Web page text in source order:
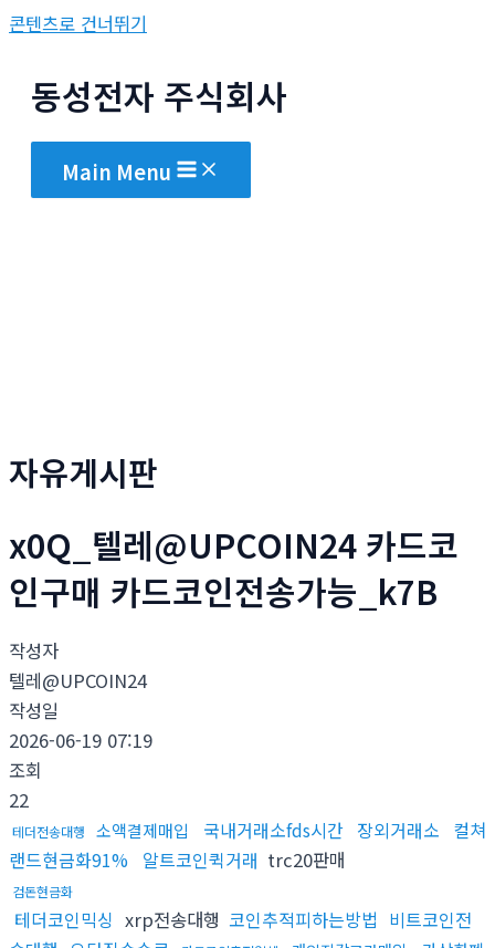
콘텐츠로 건너뛰기
동성전자 주식회사
Main Menu
자유게시판
x0Q_텔레@UPCOIN24 카드코
인구매 카드코인전송가능_k7B
작성자
텔레@UPCOIN24
작성일
2026-06-19 07:19
조회
22
테더전송대행 소액결제매입 국내거래소fds시간 장외거래소 컬쳐
랜드현금화91% 알트코인퀵거래 trc20판매
검돈현금화
테더코인믹싱 xrp전송대행 코인추적피하는방법 비트코인전